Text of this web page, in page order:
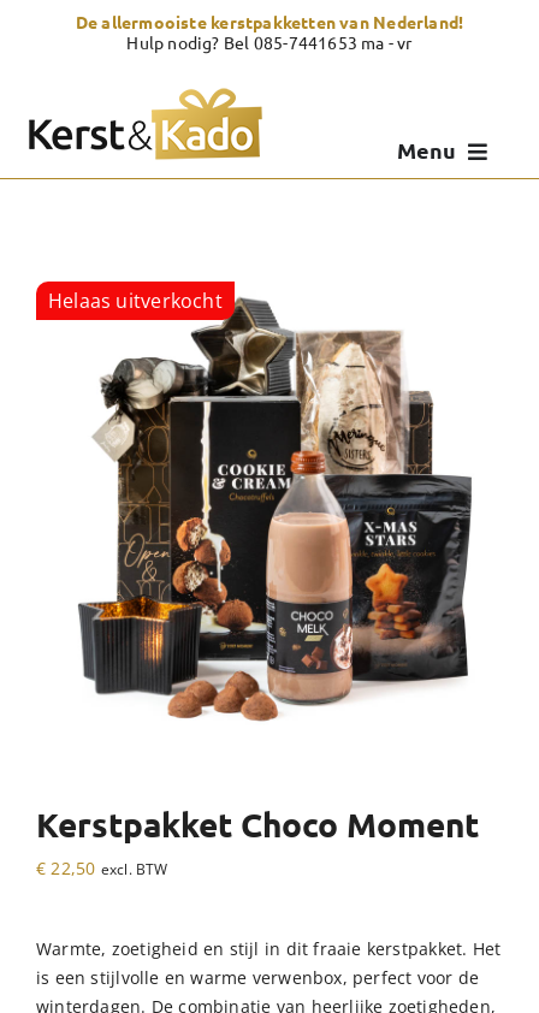
De allermooiste kerstpakketten van Nederland!
Hulp nodig? Bel 085-7441653 ma - vr
Menu
Zelf samenstellen
Showroom
Over Kerst & Kado
Helaas uitverkocht
Kerstpakket Choco Moment
€ 22,50 excl. BTW
Warmte, zoetigheid en stijl in dit fraaie kerstpakket. Het
is een stijlvolle en warme verwenbox, perfect voor de
winterdagen. De combinatie van heerlijke zoetigheden,